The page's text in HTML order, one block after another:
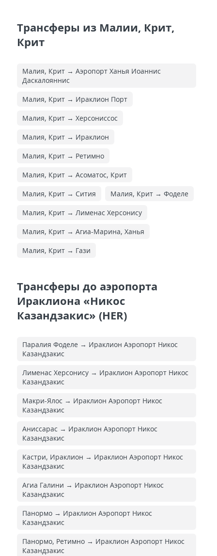
Трансферы из Малии, Крит,
Крит
Малия, Крит → Аэропорт Ханья Иоаннис
Даскалояннис
Малия, Крит → Ираклион Порт
Малия, Крит → Херсониссос
Малия, Крит → Ираклион
Малия, Крит → Ретимно
Малия, Крит → Асоматос, Крит
Малия, Крит → Сития Малия, Крит → Фоделе
Малия, Крит → Лименас Херсонису
Малия, Крит → Агиа-Марина, Ханья
Малия, Крит → Гази
Трансферы до аэропорта
Ираклиона «Никос
Казандзакис» (HER)
Паралия Фоделе → Ираклион Аэропорт Никос
Казандзакис
Лименас Херсонису → Ираклион Аэропорт Никос
Казандзакис
Макри-Ялос → Ираклион Аэропорт Никос
Казандзакис
Аниссарас → Ираклион Аэропорт Никос
Казандзакис
Кастри, Ираклион → Ираклион Аэропорт Никос
Казандзакис
Агиа Галини → Ираклион Аэропорт Никос
Казандзакис
Панормо → Ираклион Аэропорт Никос
Казандзакис
Панормо, Ретимно → Ираклион Аэропорт Никос
Казандзакис